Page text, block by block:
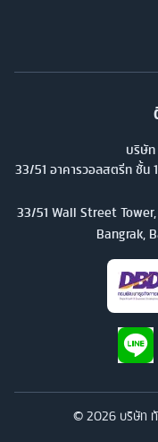
บริษัท
33/51 อาคารวอลสตรีท ชั้น
33/51 Wall Street
Bangrak,
©2026บริษัท ทั